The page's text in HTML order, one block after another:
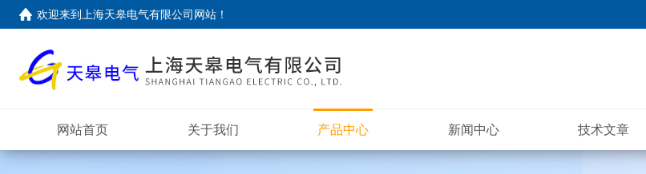
欢迎来到上海天皋电气有限公司网站！
网站首页 关于我们 产品中心 新闻中心 技术文章